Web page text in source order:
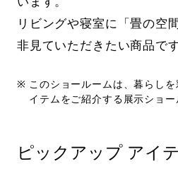
リビングや寝室に「畳の空
非見ていただきたい商品です
このショールームは、暮らし
イテムをご紹介する展示ショー
ピックアップ アイ